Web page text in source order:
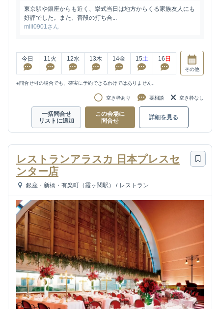
東京駅や銀座からも近く、挙式当日は地方からくる家族友人にも
好評でした。また、普段の打ち合...
miii0901さん
今日 11 火 12水 13木 14金 15土 16 日
その他
※問合せ可の場合でも、確実に予約できるわけではありません。
空き枠あり 要相談 空き枠なし
一括問合せ
リストに追加
この会場に
問合せ
詳細を見る
レストランアラスカ 日本プレスセ
ンター店
銀座・新橋・有楽町（霞ヶ関駅） / レストラン